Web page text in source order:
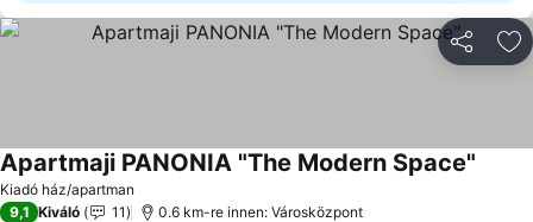
Kiadó ház/apartman
Apartmaji PANONIA "The Modern Space"
9,1 Kiváló 11 0.6 km-re innen: Városközpont